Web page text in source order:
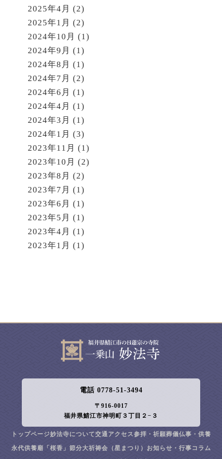
2025年4月 (2)
2025年1月 (2)
2024年10月 (1)
2024年9月 (1)
2024年8月 (1)
2024年7月 (2)
2024年6月 (1)
2024年4月 (1)
2024年3月 (1)
2024年1月 (3)
2023年11月 (1)
2023年10月 (2)
2023年8月 (2)
2023年7月 (1)
2023年6月 (1)
2023年5月 (1)
2023年4月 (1)
2023年1月 (1)
電話 0778-51-3494
〒916-0017
福井県鯖江市神明町３丁目２−３
トップページ妙法寺について交通アクセス参拝・祈願葬儀仏事・供養
永代供養廟「桜香」 節分大祈祷会（星まつり） お知らせ・行事 コラム